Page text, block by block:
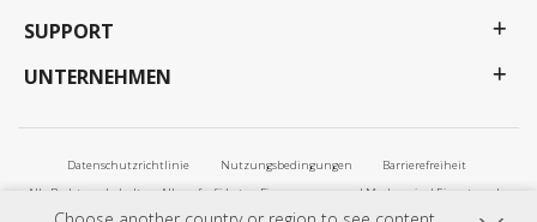
SUPPORT
UNTERNEHMEN
Datenschutzrichtlinie Nutzungsbedingungen
Barrierefreiheit
Alle Rechte vorbehalten. Alle aufgeführten Firmennamen und Marken sind Eigentum der